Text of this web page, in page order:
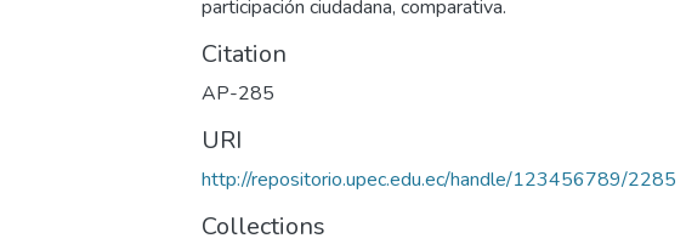
participación ciudadana, comparativa.
Citation
AP-285
URI
http://repositorio.upec.edu.ec/handle/123456789/2285
Collections